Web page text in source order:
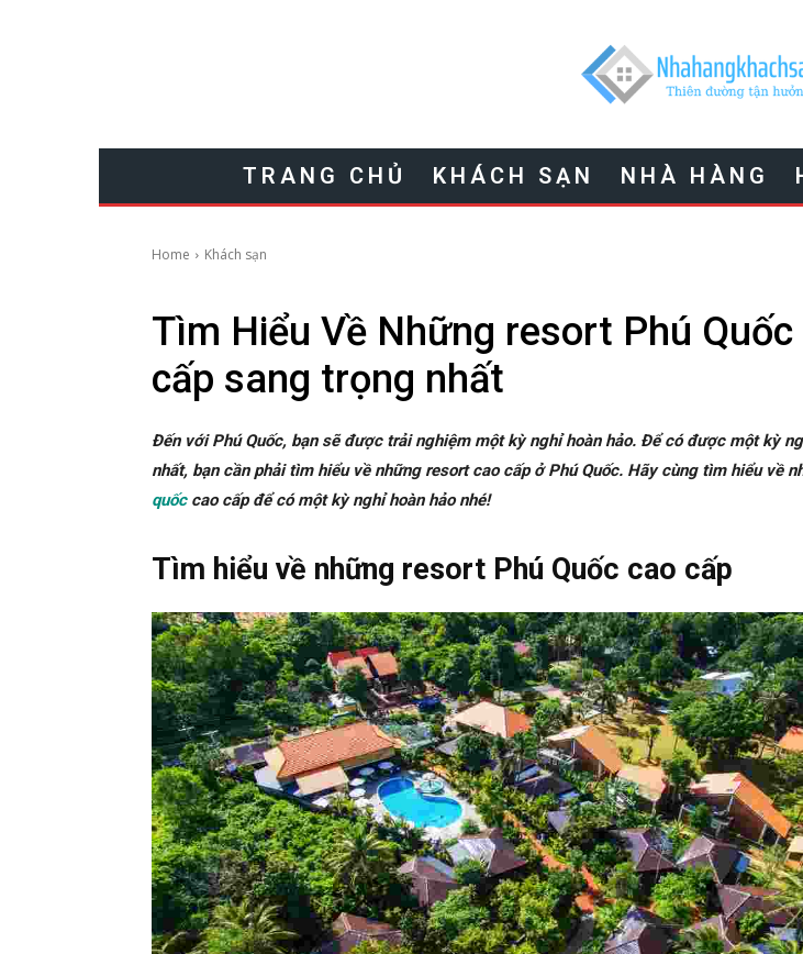
TRANG CHỦ KHÁCH SẠN NHÀ HÀNG
Home Khách sạn
Tìm Hiểu Về Những resort Phú Quốc
cấp sang trọng nhất
Đến với Phú Quốc, bạn sẽ được trải nghiệm một kỳ nghỉ hoàn hảo. Để có được một kỳ
nhất, bạn cần phải tìm hiểu về những resort cao cấp ở Phú Quốc. Hãy cùng tìm hiểu về
quốccao cấp để có một kỳ nghỉ hoàn hảo nhé!
Tìm hiểu về những resort Phú Quốc cao cấp